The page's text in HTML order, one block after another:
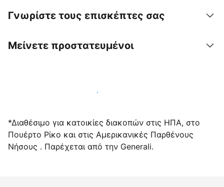
Γνωρίστε τους επισκέπτες σας
Μείνετε προστατευμένοι
Υποδεχτείτε επισκέπτες μαζί μας σήμερα
*Διαθέσιμο για κατοικίες διακοπών στις ΗΠΑ, στο
Πουέρτο Ρίκο και στις Αμερικανικές Παρθένους
Νήσους . Παρέχεται από την Generali.